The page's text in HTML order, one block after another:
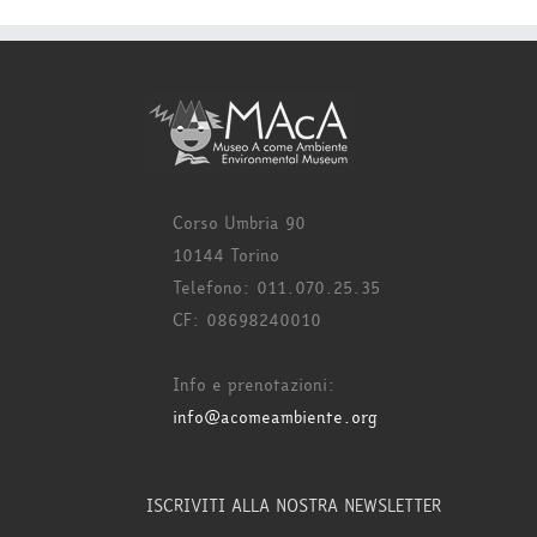
Corso Umbria 90
10144 Torino
Telefono: 011.070.25.35
CF: 08698240010
Info e prenotazioni:
info@acomeambiente.org
ISCRIVITI ALLA NOSTRA NEWSLETTER